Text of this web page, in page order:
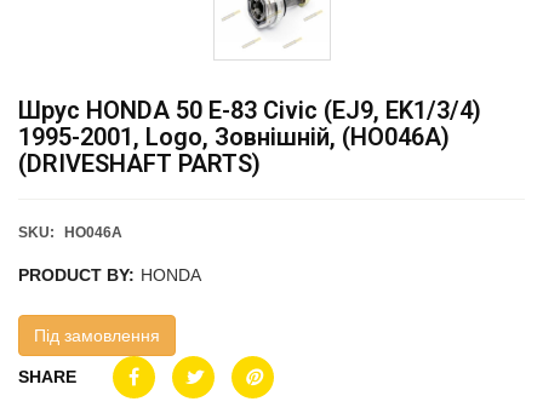
Шрус HONDA 50 E-83 Civic (EJ9, EK1/3/4)
1995-2001, Logo, Зовнішній, (HO046A)
(DRIVESHAFT PARTS)
SKU: HO046A
PRODUCT BY: HONDA
Під замовлення
SHARE